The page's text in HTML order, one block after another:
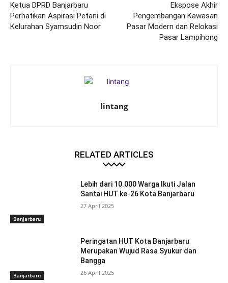
Ketua DPRD Banjarbaru
Perhatikan Aspirasi Petani di
Kelurahan Syamsudin Noor
Ekspose Akhir
Pengembangan Kawasan
Pasar Modern dan Relokasi
Pasar Lampihong
lintang
RELATED ARTICLES
Banjarbaru
Lebih dari 10.000 Warga Ikuti Jalan
Santai HUT ke-26 Kota Banjarbaru
27 April 2025
Banjarbaru
Peringatan HUT Kota Banjarbaru
Merupakan Wujud Rasa Syukur dan
Bangga
26 April 2025